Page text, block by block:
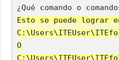
Esto se puede lograr
O